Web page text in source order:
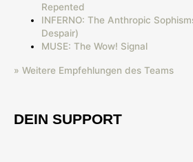
Repented
INFERNO: The Anthropic
Despair)
MUSE: The Wow! Signal
» Weitere Empfehlungen des Teams
DEIN SUPPORT